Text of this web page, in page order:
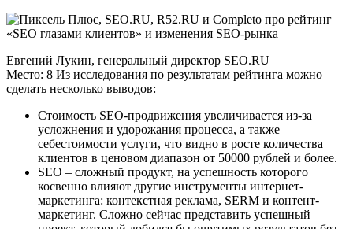
Евгений Лукин, генеральный директор SEO.RU
Место: 8 Из исследования по результатам рейтинга можно
сделать несколько выводов:
Стоимость SEO-продвижения увеличивается из-за
усложнения и удорожания процесса, а также
себестоимости услуги, что видно в росте количества
клиентов в ценовом диапазон от 50000 рублей и более.
SEO – сложный продукт, на успешность которого
косвенно влияют другие инструменты интернет-
маркетинга: контекстная реклама, SERM и контент-
маркетинг. Сложно сейчас представить успешный